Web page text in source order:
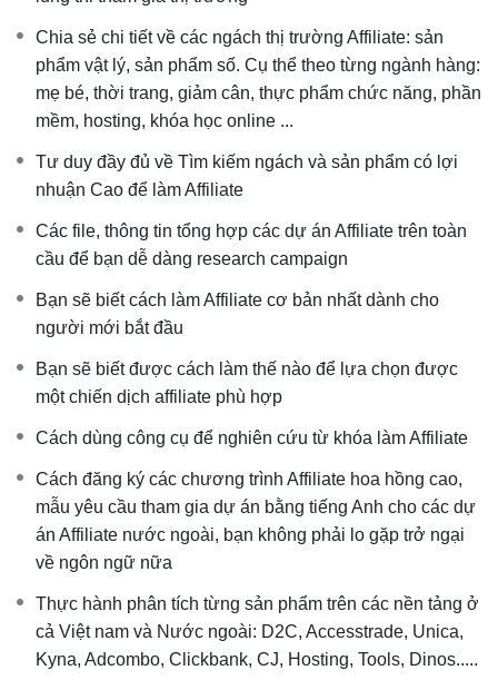
phẩm ở cả thị trường Việt nam và Nước ngoài, cho đến
chọn lựa sản phẩm dựa trên những tiêu chí cụ thể, các
hướng triển khai traffic để thu hút khách hàng, kết hợp với
nhiều ví dụ phân tích cụ thể các sản phẩm thực tế, bạn sẽ
có đầy đủ góc nhìn vềthị trường Affiliate ở Việt nam và
cả ở Nước ngoài
Chia sẻ chi tiết về các ngách thị trường Affiliate: sản
phẩm vật lý, sản phẩm số. Cụ thể theo từng ngành hàng:
mẹ bé, thời trang, giảm cân, thực phẩm chức năng, phần
mềm, hosting, khóa học online ...
Tư duy đầy đủ về Tìm kiếm ngách và sản phẩm có lợi
nhuận Cao để làm Affiliate
Các file, thông tin tổng hợp các dự án Affiliate trên toàn
cầu để bạn dễ dàng research campaign
Bạn sẽ biết cách làm Affiliate cơ bản nhất dành cho
người mới bắt đầu
Bạn sẽ biết được cách làm thế nào để lựa chọn được
một chiến dịch affiliate phù hợp
Cách dùng công cụ để nghiên cứu từ khóa làm Affiliate
Cách đăng ký các chương trình Affiliate hoa hồng cao,
mẫu yêu cầu tham gia dự án bằng tiếng Anh cho các dự
án Affiliate nước ngoài, bạn không phải lo gặp trở ngại
về ngôn ngữ nữa
Thực hành phân tích từng sản phẩm trên các nền tảng ở
cả Việt nam và Nước ngoài: D2C, Accesstrade, Unica,
Kyna, Adcombo, Clickbank, CJ, Hosting, Tools, Dinos.....